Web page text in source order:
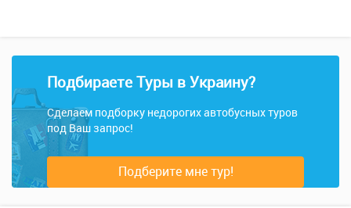
Подбираете Туры в Украину?
Сделаем подборку недорогих автобусных туров
под Ваш запрос!
Подберите мне тур!